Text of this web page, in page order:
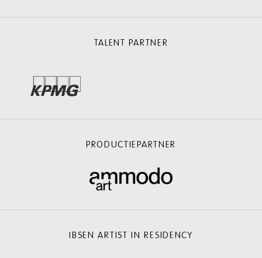
TALENT PARTNER
PRODUCTIEPARTNER
IBSEN ARTIST IN RESIDENCY